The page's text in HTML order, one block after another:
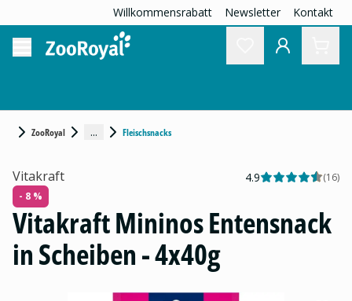
Willkommensrabatt Newsletter Kontakt
ZooRoyal ... Fleischsnacks
Vitakraft 4.9 (16)
- 8 %
Vitakraft Mininos Entensnack
in Scheiben - 4x40g